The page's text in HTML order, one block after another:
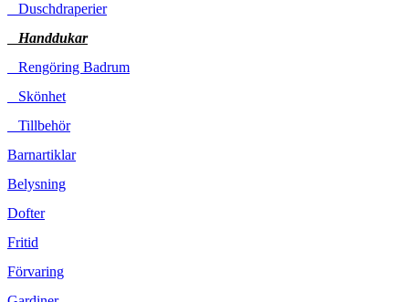
Duschdraperier
Handdukar
Rengöring Badrum
Skönhet
Tillbehör
Barnartiklar
Belysning
Dofter
Fritid
Förvaring